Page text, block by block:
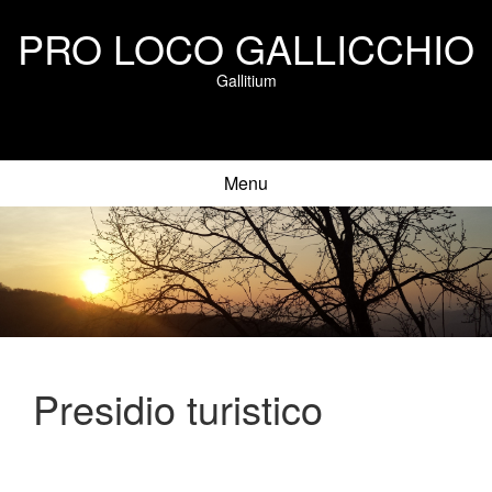
PRO LOCO GALLICCHIO
Gallitium
Menu
Presidio turistico